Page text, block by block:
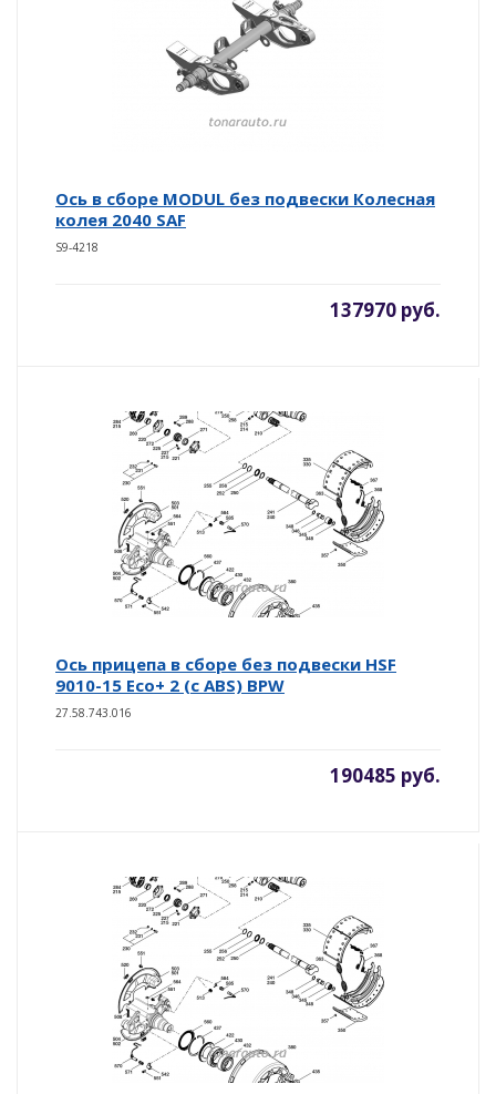
Ось в сборе MODUL без подвески Колесная
колея 2040 SAF
S9-4218
137970 руб.
Ось прицепа в сборе без подвески HSF
9010-15 Eco+ 2 (с ABS) BPW
27.58.743.016
190485 руб.